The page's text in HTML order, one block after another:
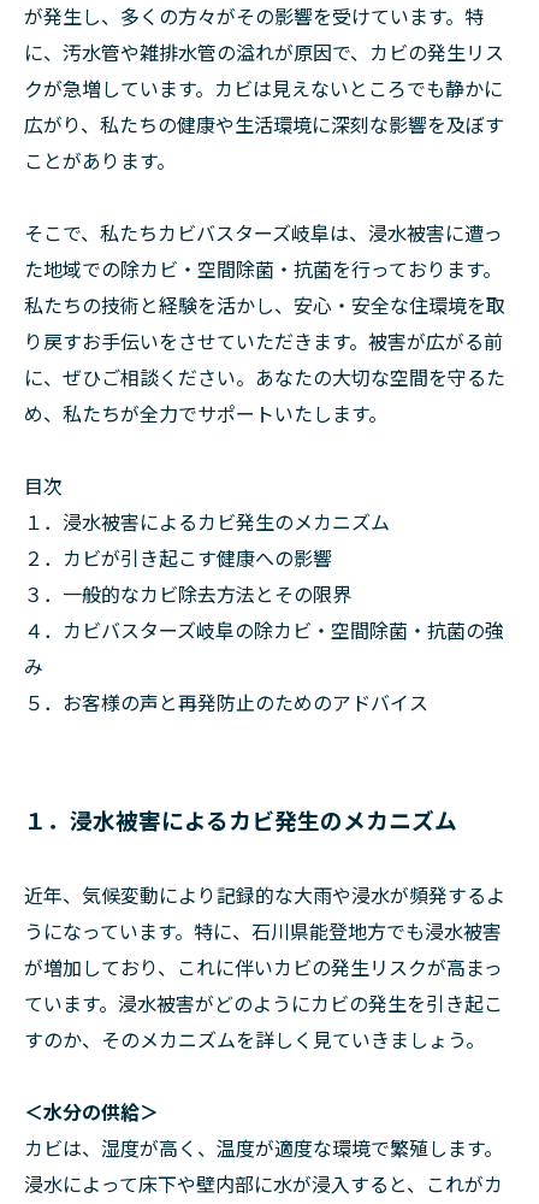
が発生し、多くの方々がその影響を受けています。特
に、汚水管や雑排水管の溢れが原因で、カビの発生リス
クが急増しています。カビは見えないところでも静かに
広がり、私たちの健康や生活環境に深刻な影響を及ぼす
ことがあります。
そこで、私たちカビバスターズ岐阜は、浸水被害に遭っ
た地域での除カビ・空間除菌・抗菌を行っております。
私たちの技術と経験を活かし、安心・安全な住環境を取
り戻すお手伝いをさせていただきます。被害が広がる前
に、ぜひご相談ください。あなたの大切な空間を守るた
め、私たちが全力でサポートいたします。
目次
１．浸水被害によるカビ発生のメカニズム
２．カビが引き起こす健康への影響
３．一般的なカビ除去方法とその限界
４．カビバスターズ岐阜の除カビ・空間除菌・抗菌の強
み
５．お客様の声と再発防止のためのアドバイス
１．浸水被害によるカビ発生のメカニズム
近年、気候変動により記録的な大雨や浸水が頻発するよ
うになっています。特に、石川県能登地方でも浸水被害
が増加しており、これに伴いカビの発生リスクが高まっ
ています。浸水被害がどのようにカビの発生を引き起こ
すのか、そのメカニズムを詳しく見ていきましょう。
＜水分の供給＞
カビは、湿度が高く、温度が適度な環境で繁殖します。
浸水によって床下や壁内部に水が浸入すると、これがカ